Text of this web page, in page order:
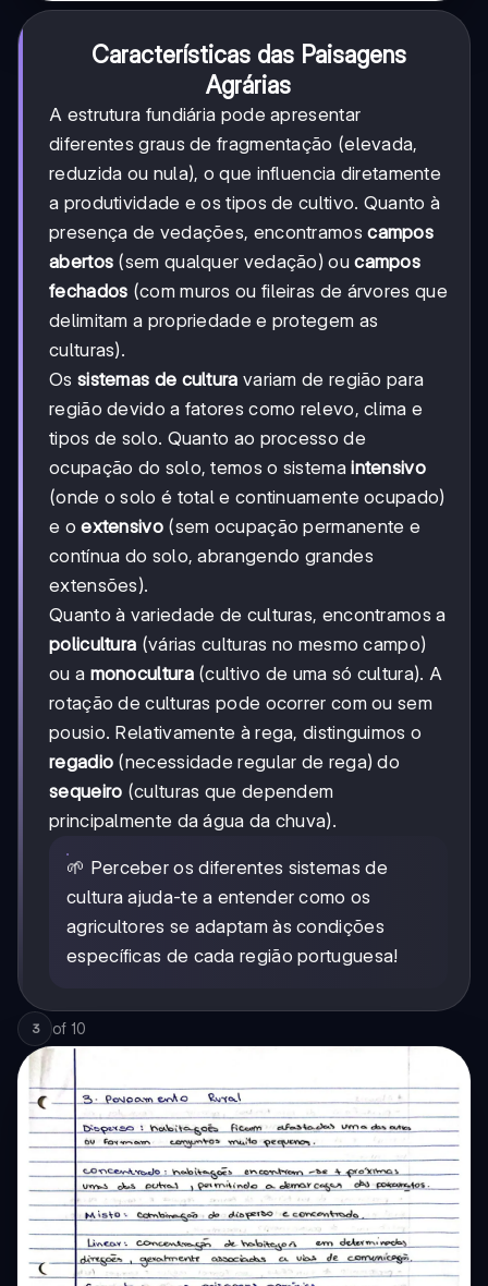
Características das Paisagens
Agrárias
A estrutura fundiária pode apresentar
diferentes graus de fragmentação (elevada,
reduzida ou nula), o que influencia diretamente
a produtividade e os tipos de cultivo. Quanto à
presença de vedações, encontramoscampos
abertos (sem qualquer vedação) oucampos
fechados (com muros ou fileiras de árvores que
delimitam a propriedade e protegem as
culturas).
Os sistemas de cultura variam de região para
região devido a fatores como relevo, clima e
tipos de solo. Quanto ao processo de
ocupação do solo, temos o sistemaintensivo
(onde o solo é total e continuamente ocupado)
e oextensivo(sem ocupação permanente e
contínua do solo, abrangendo grandes
extensões).
Quanto à variedade de culturas, encontramos a
policultura (várias culturas no mesmo campo)
ou a monocultura(cultivo de uma só cultura). A
rotação de culturas pode ocorrer com ou sem
pousio. Relativamente à rega, distinguimos o
regadio (necessidade regular de rega) do
sequeiro (culturas que dependem
principalmente da água da chuva).
🌱 Perceber os diferentes sistemas de
cultura ajuda-te a entender como os
agricultores se adaptam às condições
específicas de cada região portuguesa!
3 of 10